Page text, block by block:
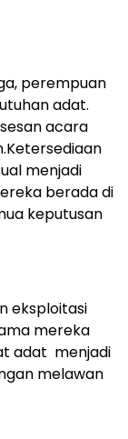
perempuan
adat.
acara
menjadi
berada di
keputusan
eksploitasi
mereka
adat menjadi
melawan